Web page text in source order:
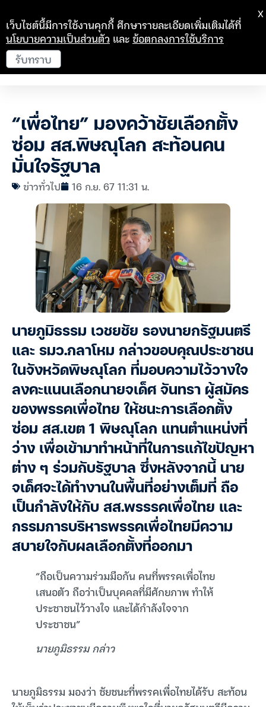
“เพื่อไทย” มองคว้าชัยเลือกตั้ง
ซ่อม สส.พิษณุโลก สะท้อนคน
มั่นใจรัฐบาล
ข่าวทั่วไป 16 ก.ย. 67 11:31 น.
นายภูมิธรรม เวชยชัย รองนายกรัฐมนตรี
และ รมว.กลาโหม กล่าวขอบคุณประชาชน
ในจังหวัดพิษณุโลก ที่มอบความไว้วางใจ
ลงคะแนนเลือกนายจเด็ศ จันทรา ผู้สมัคร
ของพรรคเพื่อไทย ให้ชนะการเลือกตั้ง
ซ่อม สส.เขต 1 พิษณุโลก แทนตำแหน่งที่
ว่าง เพื่อเข้ามาทำหน้าที่ในการแก้ไขปัญหา
ต่าง ๆ ร่วมกับรัฐบาล ซึ่งหลังจากนี้ นาย
จเด็ศจะได้ทำงานในพื้นที่อย่างเต็มที่ ถือ
เป็นกำลังให้กับ สส.พรรรคเพื่อไทย และ
กรรมการบริหารพรรคเพื่อไทยมีความ
สบายใจกับผลเลือกตั้งที่ออกมา
“ถือเป็นความร่วมมือกัน คนที่พรรคเพื่อไทย
เสนอตัว ถือว่าเป็นบุคคลที่มีศักยภาพ ทำให้
ประชาชนไว้วางใจ และได้กำลังใจจาก
ประชาชน”
นายภูมิธรรม กล่าว
นายภูมิธรรม มองว่า ชัยชนะที่พรรคเพื่อไทยได้รับ สะท้อน
เว็บไซต์นี้มีการใช้งานคุกกี้ ศึกษารายละเอียดเพิ่มเติมได้ที่
นโยบายความเป็นส่วนตัว และข้อตกลงการใช้บริการ
รับทราบ
X